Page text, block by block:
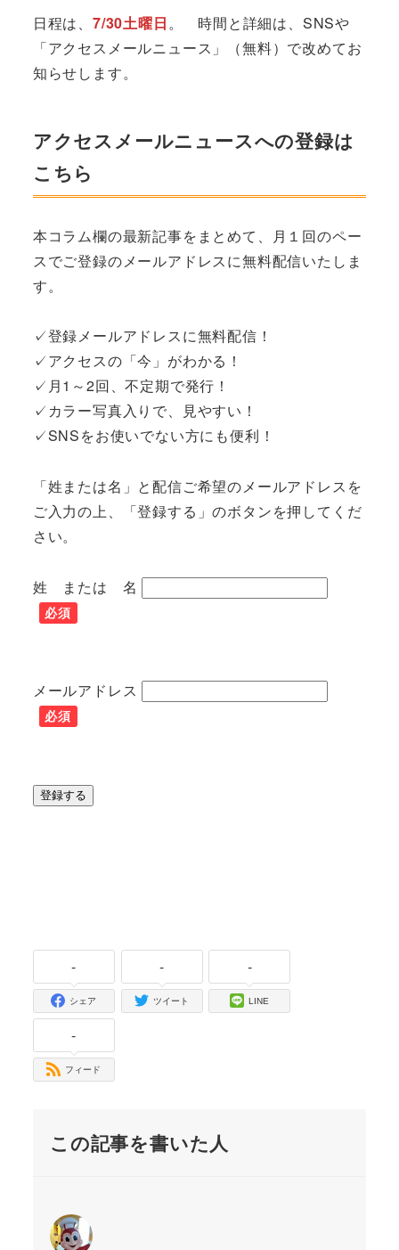
日程は、 7/30土曜日。 時間と詳細は、SNSや
「アクセスメールニュース」（無料）で改めてお
知らせします。
アクセスメールニュースへの登録は
こちら
本コラム欄の最新記事をまとめて、月１回のペー
スでご登録のメールアドレスに無料配信いたしま
す。
✓登録メールアドレスに無料配信！
✓アクセスの「今」がわかる！
✓月1～2回、不定期で発行！
✓カラー写真入りで、見やすい！
✓SNSをお使いでない方にも便利！
「姓または名」と配信ご希望のメールアドレスを
ご入力の上、「登録する」のボタンを押してくだ
さい。
姓 または 名
必須
メールアドレス
必須
-
シェア
-
ツイート
-
LINE
-
フィード
この記事を書いた人